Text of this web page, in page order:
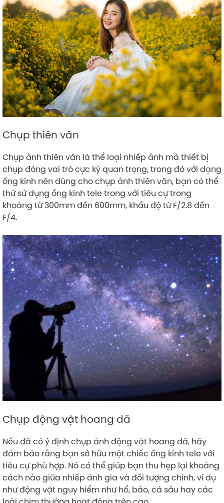
Chụp thiên văn
Chụp ảnh thiên văn là thể loại nhiếp ảnh mà thiết bị
chụp đóng vai trò cực kỳ quan trọng, trong đó với dạng
ống kính nên dùng cho chụp ảnh thiên văn, bạn có thể
thử sử dụng ống kính tele trong với tiêu cự trong
khoảng từ 300mm đến 600mm, khẩu độ từ F/2.8 đến
F/4.
Chụp động vật hoang dã
Nếu đã có ý định chụp ảnh động vật hoang dã, hãy
đảm bảo rằng bạn sở hữu một chiếc ống kính tele với
tiêu cự phù hợp. Nó có thể giúp bạn thu hẹp lại khoảng
cách nào giữa nhiếp ảnh gia và đối tượng chính, ví dụ
như động vật nguy hiểm như hổ, báo, cá sấu hay các